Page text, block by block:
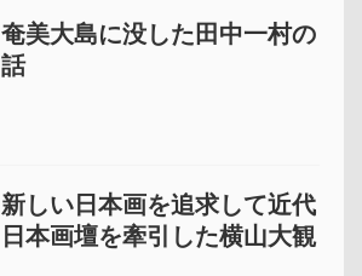
奄美大島に没した田中一村の
話
新しい日本画を追求して近代
日本画壇を牽引した横山大観